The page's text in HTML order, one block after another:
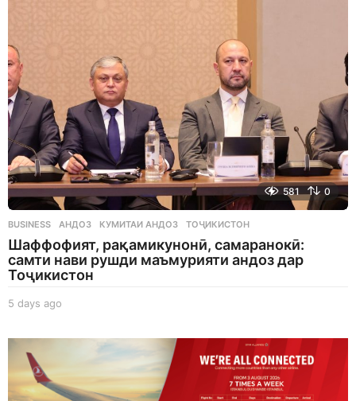
581 0
BUSINESS АНДОЗ ,КУМИТАИ АНДОЗ ,ТОҶИКИСТОН
Шаффофият, рақамикунонӣ, самаранокӣ:
самти нави рушди маъмурияти андоз дар
Тоҷикистон
5 days ago
g